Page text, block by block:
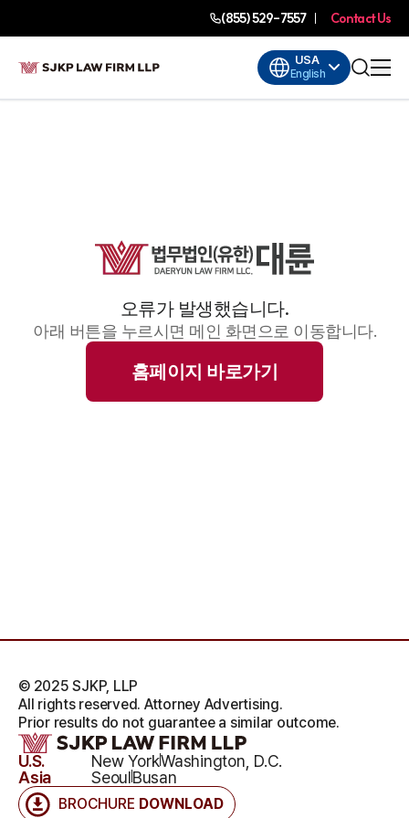
(855) 529-7557 Contact Us
USA
English
오류가 발생했습니다.
아래 버튼을 누르시면 메인 화면으로 이동합니다.
홈페이지 바로가기
BROCHURE DOWNLOAD
U.S. New YorkWashington, D.C.
Asia
SeoulBusan
© 2025 SJKP, LLP
All rights reserved. Attorney Advertising.
Prior results do not guarantee a similar outcome.